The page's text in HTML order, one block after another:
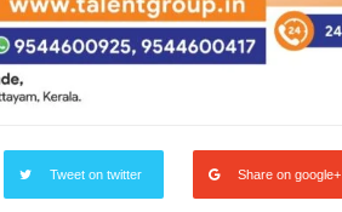
Tweet on twitter Share on google+